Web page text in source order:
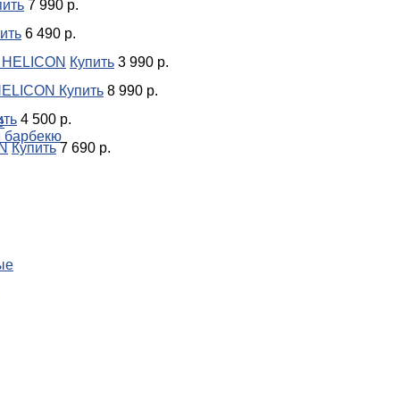
барбекю
7 990 р.
6 490 р.
Купить 3 990 р.
Купить 8 990 р.
4 500 р.
Купить 7 690 р.